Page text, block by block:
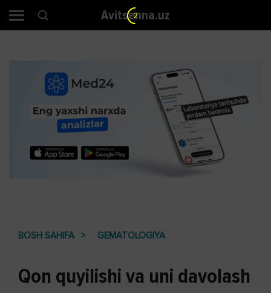
Avitsenna.uz
BOSH SAHIFA GEMATOLOGIYA
Qon quyilishi va uni davolash
2